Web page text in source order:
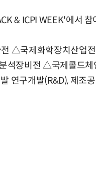
& ICPI WEEK'에서 참
△국제화학장치산업
석장비전 △국제콜드체
연구개발(R&D), 제조